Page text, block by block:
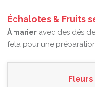
Échalotes & Fruits
À marier avec des dés
feta pour une